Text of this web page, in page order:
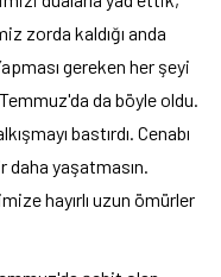
zorda kaldığı anda
gereken her şeyi
da böyle oldu.
bastırdı. Cenabı
yaşatmasın.
hayırlı uzun ömürler